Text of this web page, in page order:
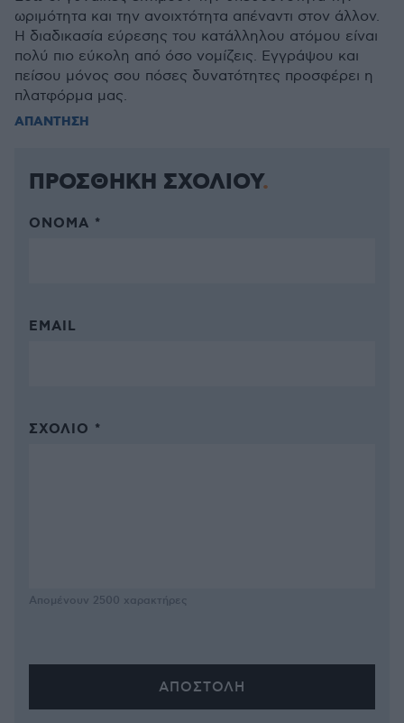
ωριμότητα και την ανοιχτότητα απέναντι στον άλλον.
Η διαδικασία εύρεσης του κατάλληλου ατόμου είναι
πολύ πιο εύκολη από όσο νομίζεις. Εγγράψου και
πείσου μόνος σου πόσες δυνατότητες προσφέρει η
πλατφόρμα μας.
ΑΠΑΝΤΗΣΗ
ΠΡΟΣΘΗΚΗ ΣΧΟΛΙΟΥ
ΌΝΟΜΑ *
EMAIL
ΣΧΌΛΙΟ *
Απομένουν 2500 χαρακτήρες